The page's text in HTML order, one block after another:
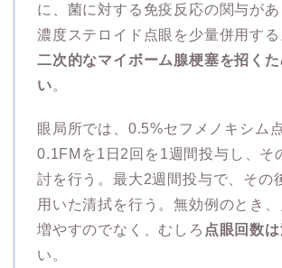
に、菌に対する免疫反応の関与が
濃度ステロイド点眼を少量併用する
二次的なマイボーム腺梗塞を招く
い。
眼局所では、0.5%セフメノキシム
0.1FMを1日2回を1週間投与し、そ
討を行う。最大2週間投与で、その
用いた清拭を行う。無効例のとき
増やすのでなく、むしろ 点眼回数
い。